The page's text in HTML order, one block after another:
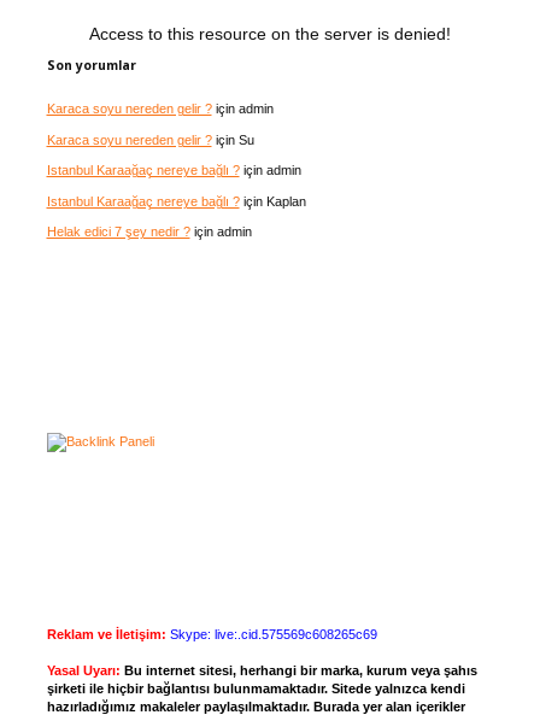
Son yorumlar
Karaca soyu nereden gelir ?için admin
Karaca soyu nereden gelir ?için Su
Istanbul Karaağaç nereye bağlı ?için admin
Istanbul Karaağaç nereye bağlı ?için Kaplan
Helak edici 7 şey nedir ?için admin
Reklam ve İletişim: Skype: live:.cid.575569c608265c69
Yasal Uyarı: Bu internet sitesi, herhangi bir marka, kurum veya şahıs
şirketi ile hiçbir bağlantısı bulunmamaktadır. Sitede yalnızca kendi
hazırladığımız makaleler paylaşılmaktadır. Burada yer alan içerikler
Access to this resource on the server is denied!